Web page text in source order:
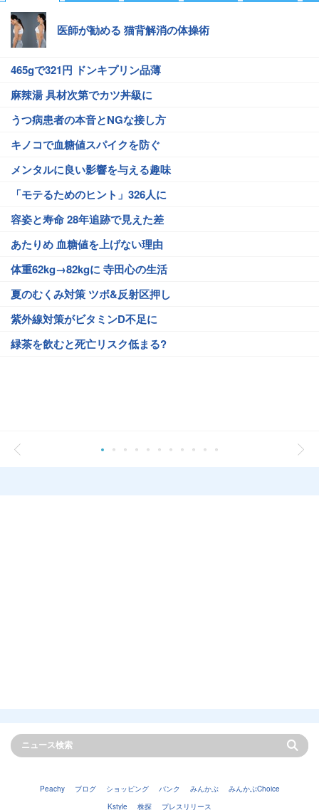
医師が勧める 猫背解消の体操術
465gで321円 ドンキプリン品薄
麻辣湯 具材次第でカツ丼級に
うつ病患者の本音とNGな接し方
キノコで血糖値スパイクを防ぐ
メンタルに良い影響を与える趣味
「モテるためのヒント」326人に
容姿と寿命 28年追跡で見えた差
あたりめ 血糖値を上げない理由
体重62kg→82kgに 寺田心の生活
夏のむくみ対策 ツボ&反射区押し
紫外線対策がビタミンD不足に
緑茶を飲むと死亡リスク低まる?
Peachy ブログ ショッピング バンク みんかぶ
みんかぶChoice
Kstyle
株探 プレスリリース